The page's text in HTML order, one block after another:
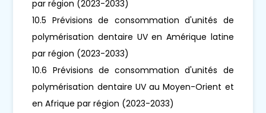
par région (2023-2033)
10.5 Prévisions de consommation d'unités de
polymérisation dentaire UV en Amérique latine
par région (2023-2033)
10.6 Prévisions de consommation d'unités de
polymérisation dentaire UV au Moyen-Orient et
en Afrique par région (2023-2033)